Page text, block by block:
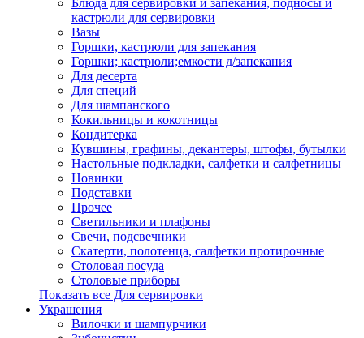
Блюда для сервировки и запекания, подносы и
кастрюли для сервировки
Вазы
Горшки, кастрюли для запекания
Горшки; кастрюли;емкости д/запекания
Для десерта
Для специй
Для шампанского
Кокильницы и кокотницы
Кондитерка
Кувшины, графины, декантеры, штофы, бутылки
Настольные подкладки, салфетки и салфетницы
Новинки
Подставки
Прочее
Светильники и плафоны
Свечи, подсвечники
Скатерти, полотенца, салфетки протирочные
Столовая посуда
Столовые приборы
Показать все Для сервировки
Украшения
Вилочки и шампурчики